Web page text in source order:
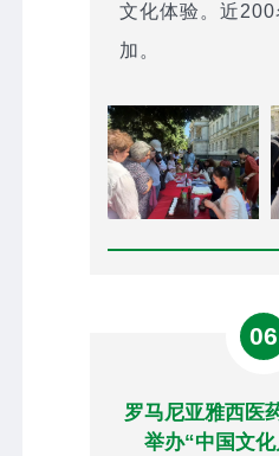
文化体验。近
加。
06
罗马尼亚雅西医
举办“中国文